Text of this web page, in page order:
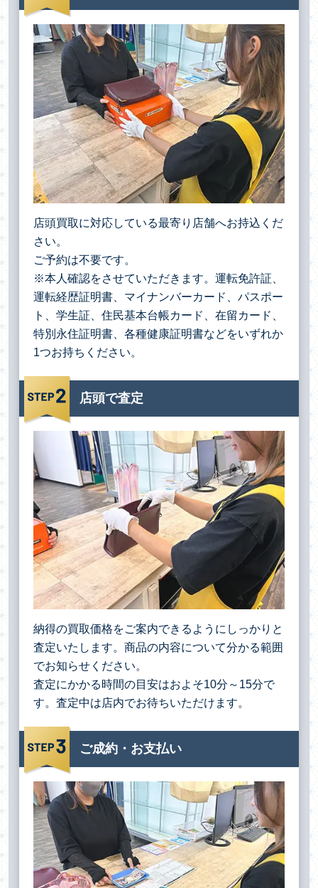
店頭買取に対応している最寄り店舗へお持込くだ
さい。
ご予約は不要です。
※本人確認をさせていただきます。運転免許証、
運転経歴証明書、マイナンバーカード、パスポー
ト、学生証、住民基本台帳カード、在留カード、
特別永住証明書、各種健康証明書などをいずれか
1つお持ちください。
店頭で査定
納得の買取価格をご案内できるようにしっかりと
査定いたします。商品の内容について分かる範囲
でお知らせください。
査定にかかる時間の目安はおよそ10分～15分で
す。査定中は店内でお待ちいただけます。
ご成約・お支払い